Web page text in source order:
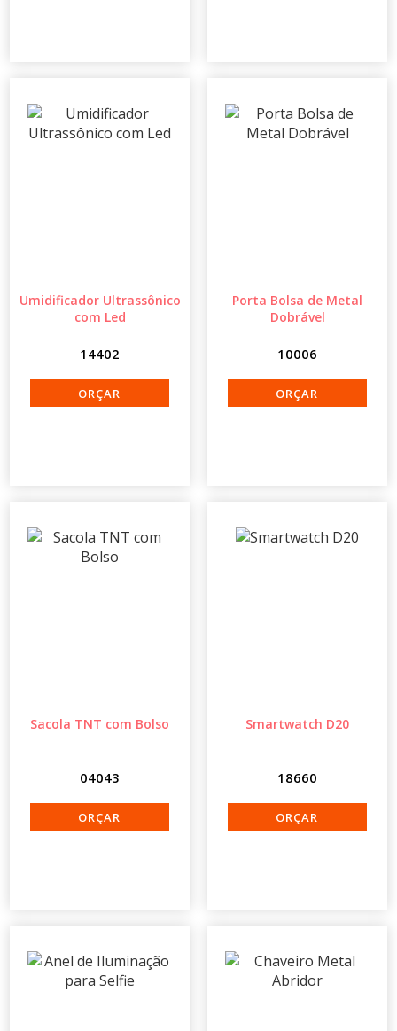
Umidificador Ultrassônico
com Led
14402
Porta Bolsa de Metal
Dobrável
10006
Sacola TNT com Bolso
04043
Smartwatch D20
18660